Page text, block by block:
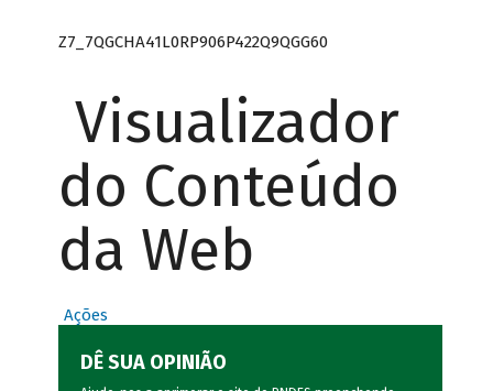
Z7_7QGCHA41L0RP906P422Q9QGG60
Visualizador
do Conteúdo
da Web
Ações
DÊ SUA OPINIÃO